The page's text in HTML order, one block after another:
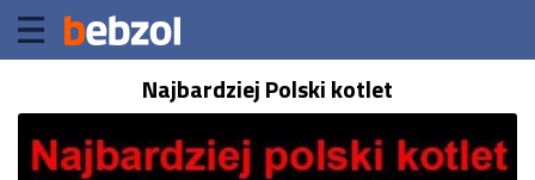
Najbardziej Polski kotlet